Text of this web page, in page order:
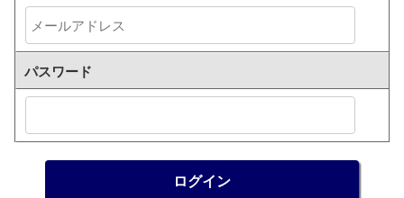
パスワード